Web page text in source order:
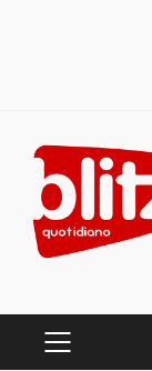
content
PRIMARY